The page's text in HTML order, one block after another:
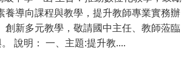
養導向課程與教學，提升教師專業實務辦
創新多元教學，敬請國中主任、教師蒞臨
說明： 一、主題:提升教....